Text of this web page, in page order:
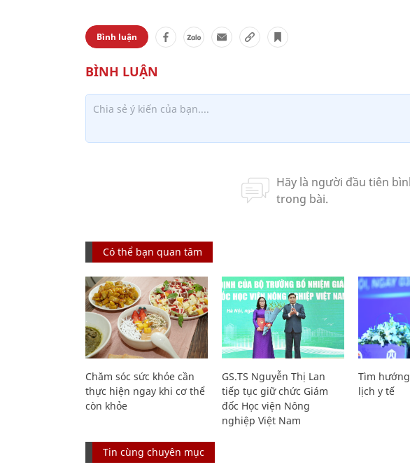
Bình luận
Có thể bạn quan tâm
Chăm sóc sức khỏe cần
thực hiện ngay khi cơ thể
còn khỏe
GS.TS Nguyễn Thị Lan
tiếp tục giữ chức Giám
đốc Học viện Nông
nghiệp Việt Nam
Tìm
lịch y tế
Tin cùng chuyên mục